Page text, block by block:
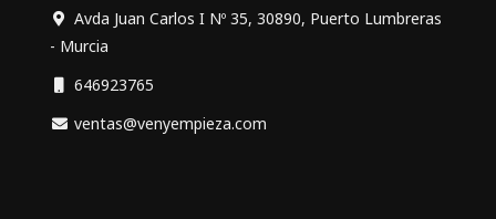
Avda Juan Carlos I Nº 35, 30890, Puerto Lumbreras
- Murcia
646923765
ventas@venyempieza.com